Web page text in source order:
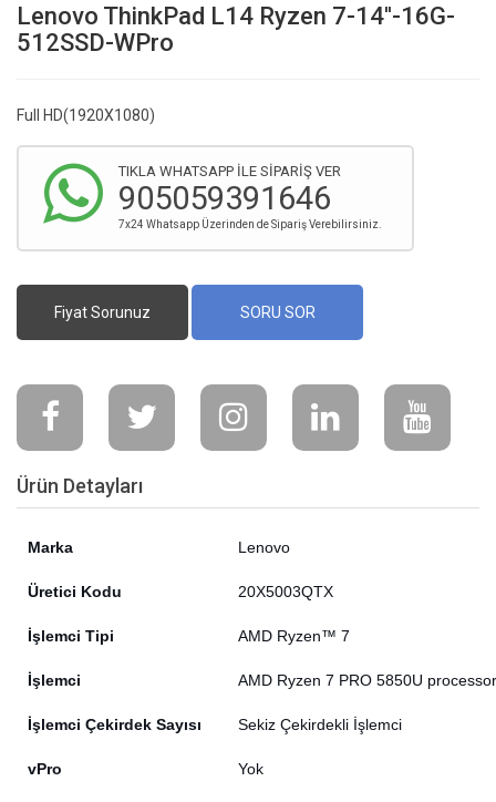
Lenovo ThinkPad L14 Ryzen 7-14''-16G-
512SSD-WPro
Full HD(1920X1080)
TIKLA WHATSAPP İLE SİPARİŞ VER
905059391646
7x24 Whatsapp Üzerinden de Sipariş Verebilirsiniz.
Fiyat Sorunuz SORU SOR
Ürün Detayları
Marka Lenovo
Üretici Kodu 20X5003QTX
İşlemci Tipi AMD Ryzen™ 7
İşlemci AMD Ryzen 7 PRO 5850U
İşlemci Çekirdek Sayısı Sekiz Çekirdekli İşlemci
vPro Yok